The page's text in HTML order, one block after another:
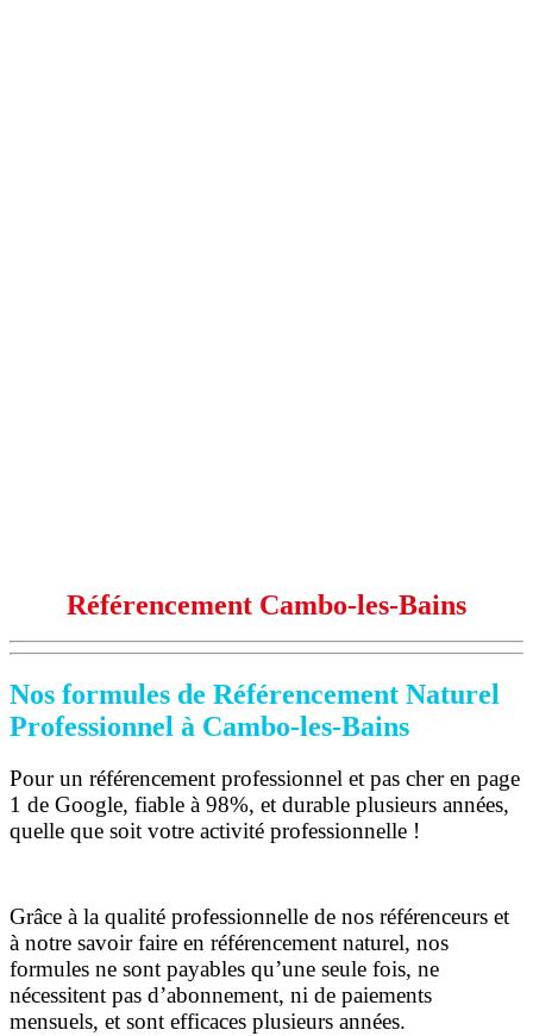
Référencement Cambo-les-Bains
Nos formules de Référencement Naturel
Professionnel à Cambo-les-Bains
Pour un référencement professionnel et pas cher en page
1 de Google, fiable à 98%, et durable plusieurs années,
quelle que soit votre activité professionnelle !
Grâce à la qualité professionnelle de nos référenceurs et
à notre savoir faire en référencement naturel, nos
formules ne sont payables qu’une seule fois, ne
nécessitent pas d’abonnement, ni de paiements
mensuels, et sont efficaces plusieurs années.